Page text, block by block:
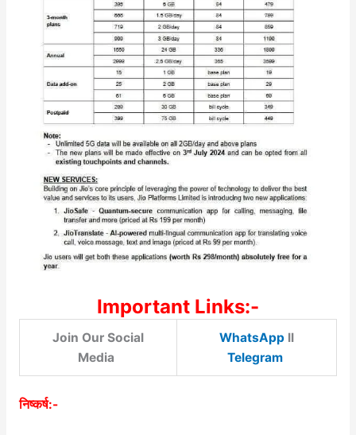
Important Links:-
Join Our Social
Media
WhatsAppll
Telegram
निष्कर्ष:-